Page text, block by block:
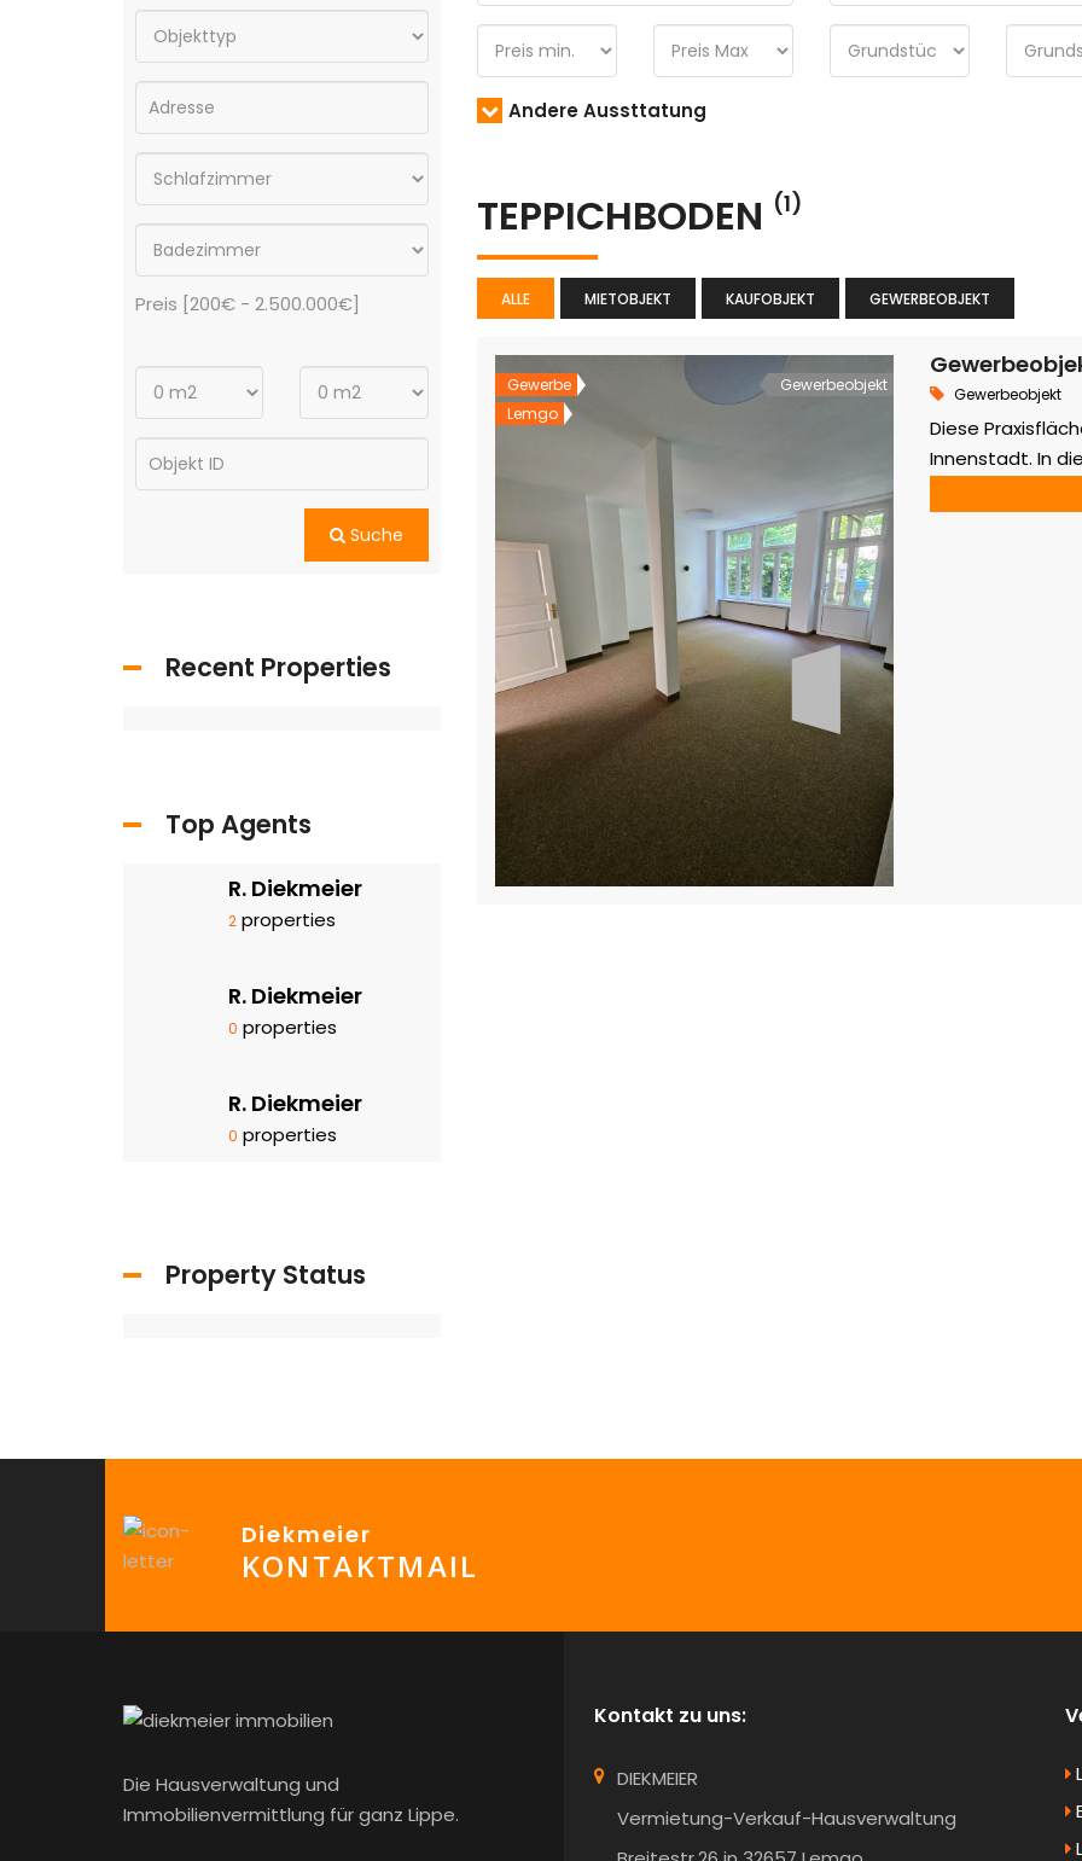
Andere Aussttatung
TEPPICHBODEN (1)
ALLE MIETOBJEKT KAUFOBJEKT GEWERBEOBJEKT
Gewerbe
Lemgo
Gewerbeobjekt Gewerbeobjekt
Diese
Innenstadt. In
auch als Praxis
Preis [200€ - 2.500.000€]
Suche
Recent Properties
Top Agents
R. Diekmeier
2 properties
R. Diekmeier
0 properties
R. Diekmeier
0 properties
Property Status
Diekmeier
KONTAKTMAIL
Die Hausverwaltung und
Immobilienvermittlung für ganz Lippe.
Kontakt zu uns:
DIEKMEIER
Vermietung-Verkauf-Hausverwaltung